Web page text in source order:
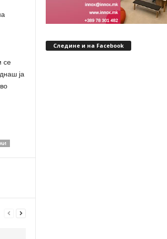
се
ја
Следине и на Facebook